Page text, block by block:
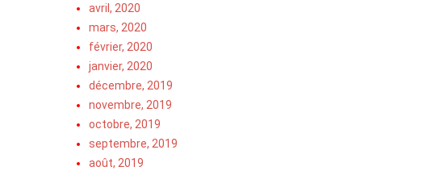
avril, 2020
mars, 2020
février, 2020
janvier, 2020
décembre, 2019
novembre, 2019
octobre, 2019
septembre, 2019
août, 2019